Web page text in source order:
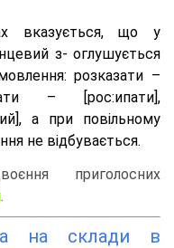
вказується, що у
з- оглушується
розказати –
– [роc:ипати],
а при повільному
не відбувається.
приголосних
.
на склади в